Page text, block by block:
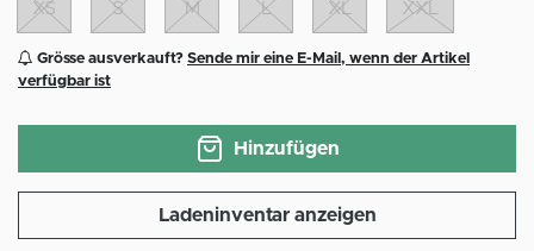
XS S M L XL XXL
Grösse ausverkauft? Sende mir eine E-Mail, wenn der Artikel
verfügbar ist
Hinzufügen
Ladeninventar anzeigen